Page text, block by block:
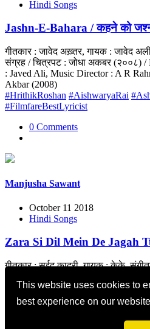
This website uses cookies to
best experience on our
Hindi Songs
Jashn-E-Bahara / कहने को
गीतकार : जावेद अख़्तर, गायक : जावेद
संग्रह / चित्रपट : जोधा अकबर (२००८) /
: Javed Ali, Music Director : A R
Akbar (2008)
#HrithikRoshan #AishwaryaRai
#FilmfareBestLyricist
0 Comments
Manjusha Sawant
October 11 2018
Hindi Songs
Zara Si Dil Mein De Jagah
गीतकार : सईद कादरी, गायक : केके,
(२००८) / Lyricist : Sayeed Quadri,
Pritam, Movie : Jannat (2008)
0 Comments